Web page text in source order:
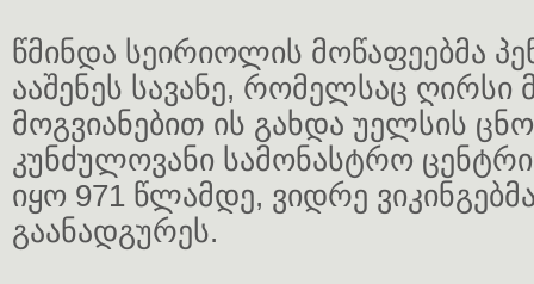
წმინდა სეირიოლის მოწაფეებმა
ააშენეს სავანე, რომელსაც ღირსი
მოგვიანებით ის გახდა უელსის
კუნძულოვანი სამონასტრო
იყო 971 წლამდე, ვიდრე
გაანადგურეს.